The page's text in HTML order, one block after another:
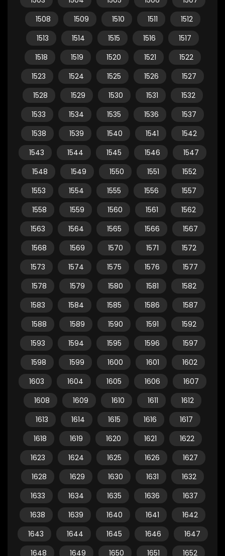
1508
1509 1510 1511
1512
1513
1514 1515 1516
1517
1518
1519 1520 1521
1522
1523
1524 1525 1526
1527
1528
1529 1530 1531
1532
1533
1534 1535 1536
1537
1538
1539 1540 1541
1542
1543
1544 1545 1546
1547
1548
1549 1550 1551
1552
1553
1554 1555 1556
1557
1558
1559 1560 1561
1562
1563
1564 1565 1566
1567
1568
1569 1570 1571
1572
1573
1574 1575 1576
1577
1578
1579 1580 1581
1582
1583
1584 1585 1586
1587
1588
1589 1590 1591
1592
1593
1594 1595 1596
1597
1598
1599 1600 1601
1602
1603
1604 1605 1606
1607
1608
1609 1610 1611
1612
1613
1614 1615 1616
1617
1618
1619 1620 1621
1622
1623
1624 1625 1626
1627
1628
1629 1630 1631
1632
1633
1634 1635 1636
1637
1638
1639 1640 1641
1642
1643
1644 1645 1646
1647
1648
1649 1650 1651
1652